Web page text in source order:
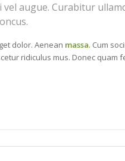
vel augue. Curabitur
dolor. Aenean massa. Cum
ridiculus mus. Donec quam